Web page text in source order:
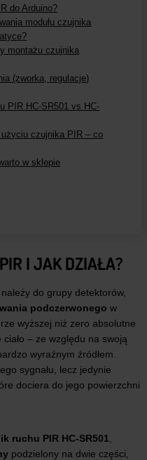
do Arduino?
modułu czujnika
montażu czujnika
(zworka, regulacje)
PIR HC-SR501 vs HC-
użyciu czujnika PIR – co
w sklepie
I JAK DZIAŁA?
należy do grupy detektorów,
podczerwonego w
wyższej niż zero absolutne
– ze względu na swoją
wyraźnym źródłem.
sygnału, lecz jedynie
dociera do jego powierzchni
ruchu PIR HC-SR501
podzielony na dwie części,